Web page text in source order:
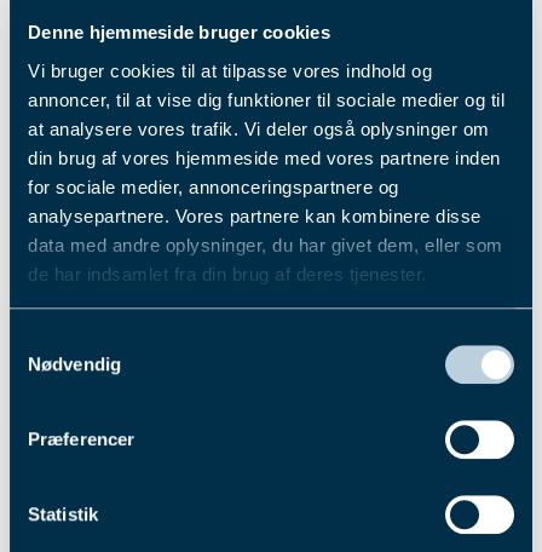
Denne hjemmeside bruger cookies
Vi bruger cookies til at tilpasse vores indhold og
annoncer, til at vise dig funktioner til sociale medier og til
at analysere vores trafik. Vi deler også oplysninger om
din brug af vores hjemmeside med vores partnere inden
for sociale medier, annonceringspartnere og
analysepartnere. Vores partnere kan kombinere disse
data med andre oplysninger, du har givet dem, eller som
de har indsamlet fra din brug af deres tjenester.
personoplysninger i vores privatlivspolitik, som du
Nødvendig
Præferencer
Statistik
No Surrender
Årets 4-åring
(trav)
Kreadlys Lew
Årets ældre hest(galop)
My Fortune
Årets hoppe
(trav)
Glorious Rain
Årets jockey
(galop)
Nicolaj Stott
Stutteri Hjortebo
Dorthe Christensen ApS
Årets træner